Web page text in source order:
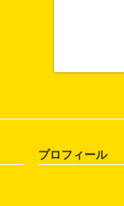
プロフィール